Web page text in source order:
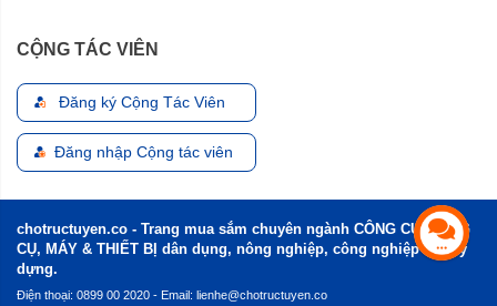
CỘNG TÁC VIÊN
Đăng ký Cộng Tác Viên
Đăng nhập Cộng tác viên
chotructuyen.co - Trang mua sắm chuyên ngành CÔNG CỤ, DỤNG
CỤ, MÁY & THIẾT BỊ dân dụng, nông nghiệp, công nghiệp và xây
dựng.
Điện thoại: 0899 00 2020 - Email: lienhe@chotructuyen.co